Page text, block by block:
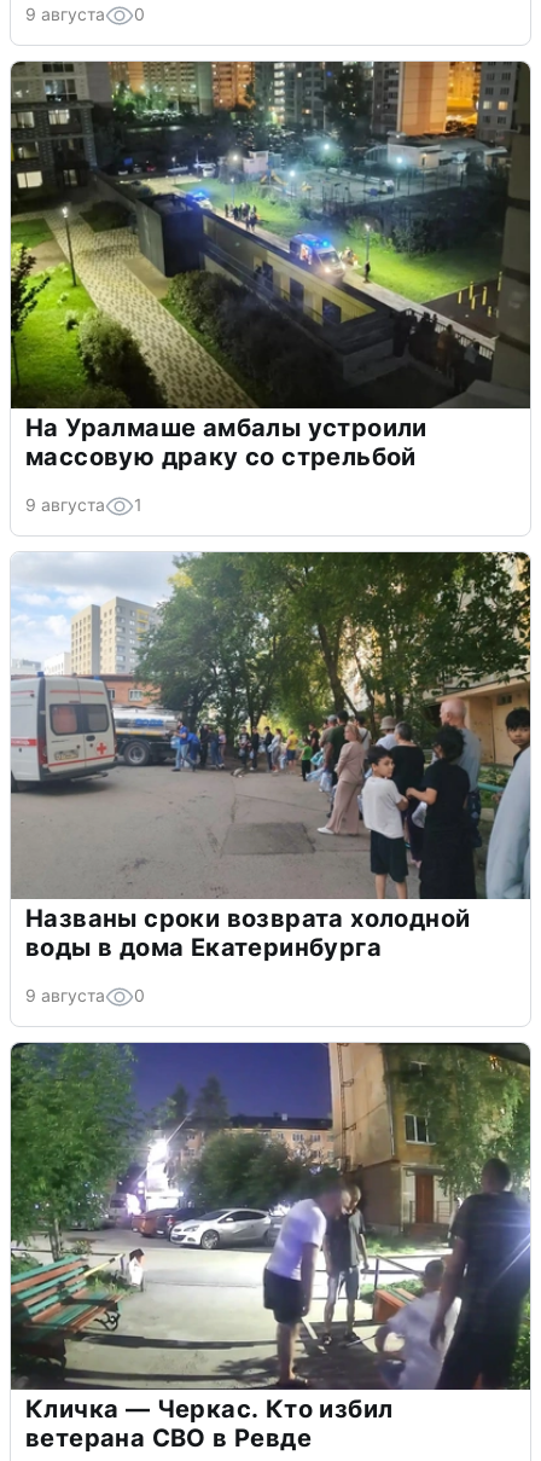
9 августа 0
На Уралмаше амбалы устроили
массовую драку со стрельбой
9 августа 1
Названы сроки возврата холодной
воды в дома Екатеринбурга
9 августа 0
Кличка — Черкас. Кто избил
ветерана СВО в Ревде